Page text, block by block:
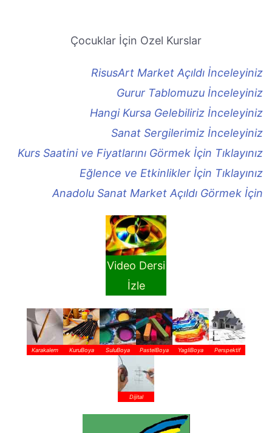
Çocuklar İçin Ozel Kurslar
RisusArt Market Açıldı İnceleyiniz
Gurur Tablomuzu İnceleyiniz
Hangi Kursa Gelebiliriz İnceleyiniz
Sanat Sergilerimiz İnceleyiniz
Kurs Saatini ve Fiyatlarını Görmek İçin Tıklayınız
Eğlence ve Etkinlikler İçin Tıklayınız
Anadolu Sanat Market Açıldı Görmek İçin
Video Dersi
İzle
Karakalem KuruBoya SuluBoya PastelBoya YagliBoya Perspektif
Dijital